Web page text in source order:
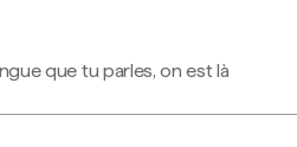
que tu parles, on est là